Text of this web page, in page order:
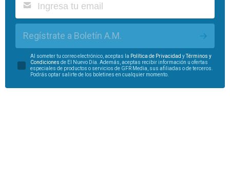
Regístrate a Boletín A.M.
Al someter tu correo electrónico, aceptas la Política de Privacidad y
Términos y
Condiciones de El Nuevo Día. Además, aceptas recibir información u ofertas
especiales de productos o servicios de GFR Media, sus afiliadas o de terceros.
Podrás optar salirte de los boletines en cualquier momento.